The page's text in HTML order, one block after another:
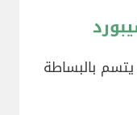
يتسم بالبساطة